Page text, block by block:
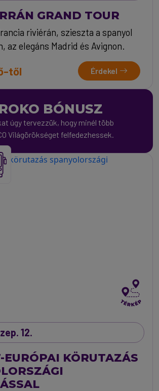
GRAND TOUR
riviérán, szieszta a spanyol
az elegáns Madrid és Avignon.
től Érdekel
BÓNUSZ
úgy tervezzük, hogy minél több
Világörökséget felfedezhessek.
12.
EURÓPAI KÖRUTAZÁS